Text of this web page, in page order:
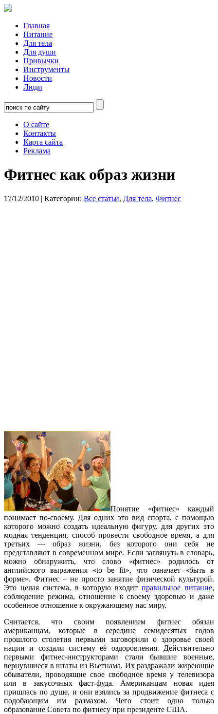
Главная
Питание
Для тела
Для души
Привычки
Инструменты
Новости
Люди
О сайте
Контакты
Карта сайта
Реклама
Фитнес как образ жизни
17/12/2010 | Категории: Все статьи, Для тела, Фитнес
Понятие «фитнес» каждый
понимает по-своему. Для одних это вид спорта, с помощью
которого можно создать идеальную фигуру, для других это
модная тенденция, способ провести свободное время, а для
третьих — образ жизни, без которого они себя не
представляют в современном мире. Если заглянуть в словарь,
можно обнаружить, что слово «фитнес» родилось от
английского выражения «to be fit», что означает «быть в
форме». Фитнес – не просто занятие физической культурой.
Это целая система, в которую входит правильное питание,
соблюдение режима, отношение к своему здоровью и даже
особенное отношение к окружающему нас миру.
Считается, что своим появлением фитнес обязан
американцам, которые в середине семидесятых годов
прошлого столетия первыми заговорили о здоровье своей
нации и создали систему её оздоровления. Действительно
первыми фитнес-инструкторами стали бывшие военные,
вернувшиеся в штаты из Вьетнама. Их раздражали жиреющие
обыватели, проводящие свое свободное время у телевизора
или в закусочных фаст-фуда. Американцам новая идея
пришлась по душе, и они взялись за продвижение фитнеса с
подобающим им размахом. Чего стоит одно только
образование Совета по фитнесу при президенте США.